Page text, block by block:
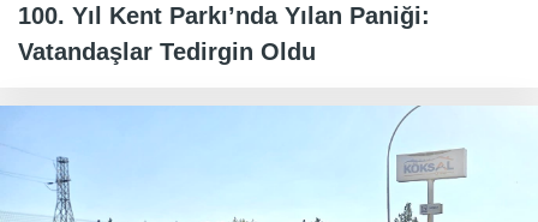
100. Yıl Kent Parkı’nda Yılan Paniği:
Vatandaşlar Tedirgin Oldu